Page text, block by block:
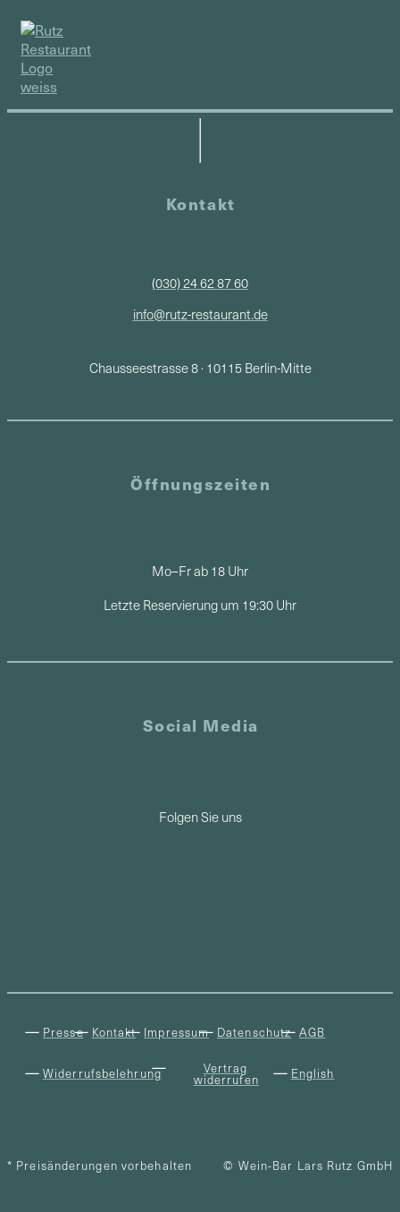
Kontakt
(030) 24 62 87 60
info@rutz-restaurant.de
Chausseestrasse 8 · 10115 Berlin-Mitte
Öffnungszeiten
Mo–Fr ab 18 Uhr
Letzte Reservierung um 19:30 Uhr
Social Media
Folgen Sie uns
Presse Kontakt Impressum Datenschutz AGB
Widerrufsbelehrung Vertrag
widerrufen English
* Preisänderungen vorbehalten © Wein-Bar Lars Rutz GmbH